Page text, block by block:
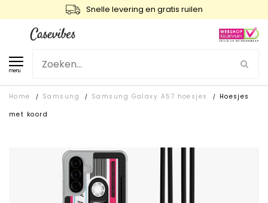
Snelle levering en gratis ruilen
menu
Home / Samsung / Samsung Galaxy A57 hoesjes /
Hoesjes
met koord